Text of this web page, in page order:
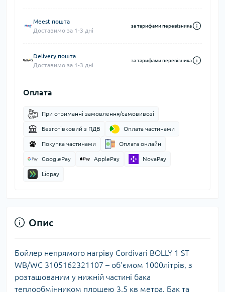
Meest пошта
Доставимо за 1-3 дні
за тарифами перевізника
Delivery пошта
Доставимо за 1-3 дні
за тарифами перевізника
Оплата
При отриманні замовлення/самовивозі
Безготівковий з ПДВ Оплата частинами
Покупка частинами Оплата онлайн
GooglePay ApplePay NovaPay
Liqpay
Опис
Бойлер непрямого нагріву Cordivari BOLLY 1 ST
WB/WC 3105162321107 – об'ємом 1000літрів, з
розташованим у нижній частині бака
теплообмінником площею 3,5 кв метра. Бак та